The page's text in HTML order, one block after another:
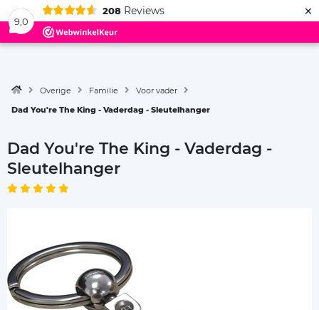
9,0
208 Reviews ×
Menu
Overige Familie
Voor vader
Dad You're The King - Vaderdag - Sleutelhanger
Dad You're The King - Vaderdag -
Sleutelhanger